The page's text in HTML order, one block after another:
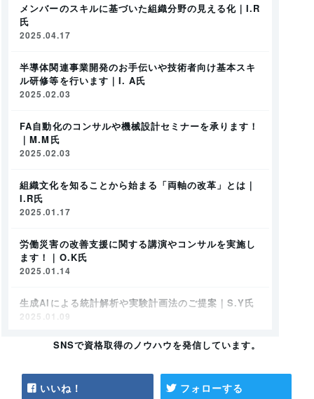
メンバーのスキルに基づいた組織分野の見える化｜I.R
氏
2025.04.17
半導体関連事業開発のお手伝いや技術者向け基本スキ
ル研修等を行います｜I. A氏
2025.02.03
FA自動化のコンサルや機械設計セミナーを承ります！
｜M.M氏
2025.02.03
組織文化を知ることから始まる「両軸の改革」とは｜
I.R氏
2025.01.17
労働災害の改善支援に関する講演やコンサルを実施し
ます！｜O.K氏
2025.01.14
生成AIによる統計解析や実験計画法のご提案｜S.Y氏
2025.01.09
仕組みと意識の「両軸の改革」で業務改善をご提案！
2025.01.09
SNSで資格取得のノウハウを発信しています。
いいね！ フォローする